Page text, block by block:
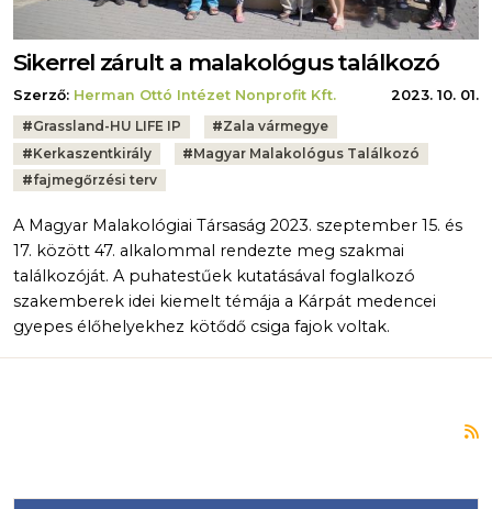
Sikerrel zárult a malakológus találkozó
Szerző: Herman Ottó Intézet Nonprofit Kft.
2023. 10. 01.
Tags:
#Grassland-HU LIFE IP #Zala vármegye
#Kerkaszentkirály #Magyar Malakológus Találkozó
#fajmegőrzési terv
A Magyar Malakológiai Társaság 2023. szeptember 15. és
17. között 47. alkalommal rendezte meg szakmai
találkozóját. A puhatestűek kutatásával foglalkozó
szakemberek idei kiemelt témája a Kárpát medencei
gyepes élőhelyekhez kötődő csiga fajok voltak.